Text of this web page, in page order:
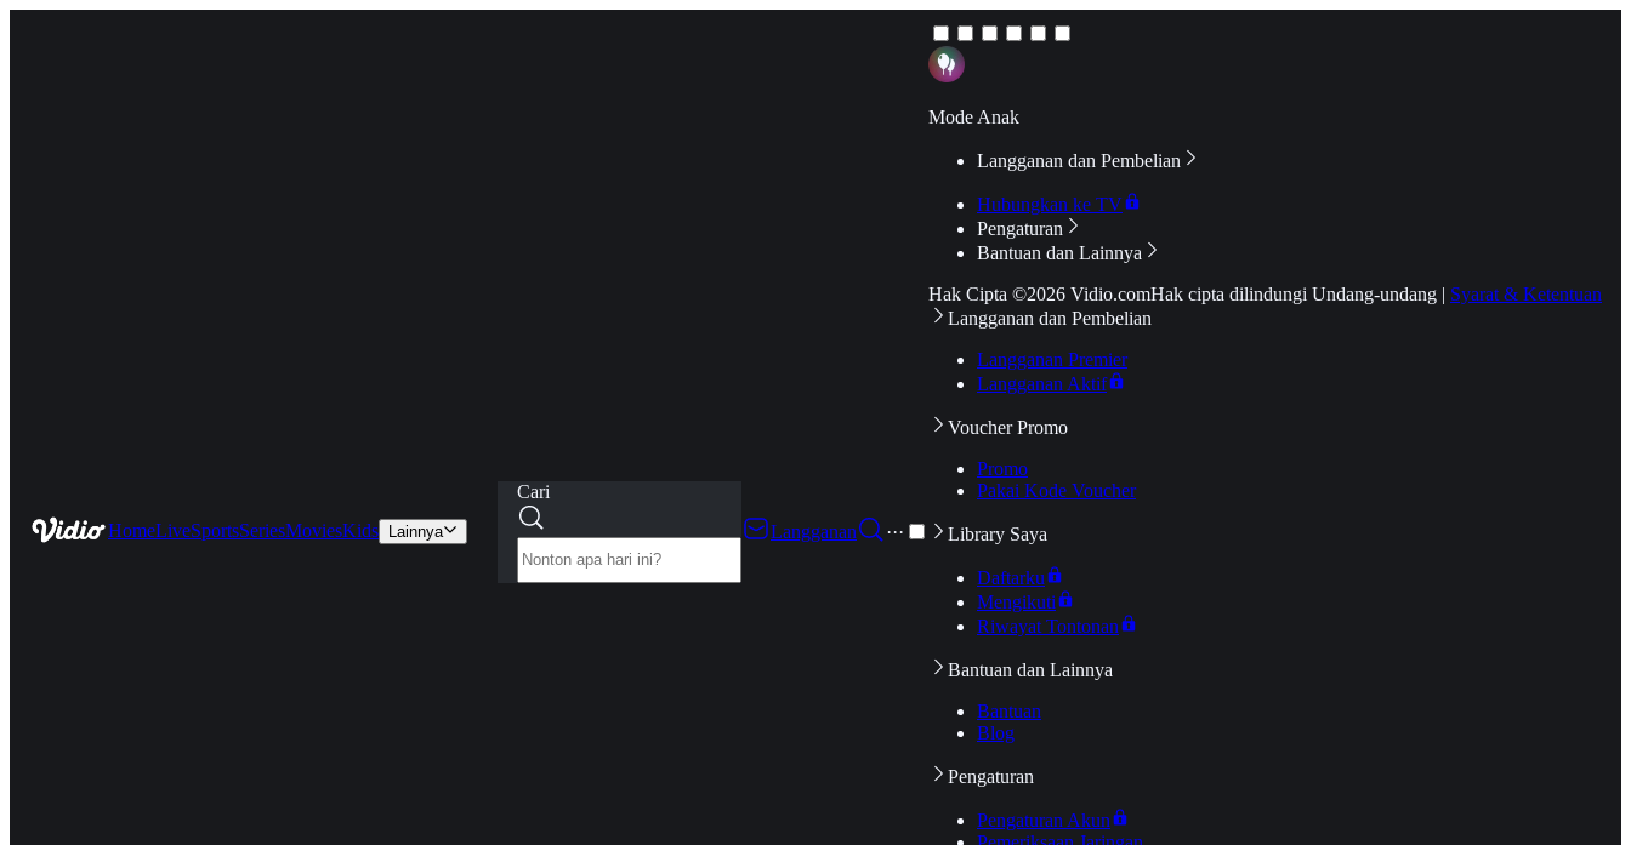
HomeLiveSportsSeriesMoviesKids Lainnya
Cari
Langganan
···
Mode Anak
Langganan dan Pembelian
Hubungkan ke TV
Pengaturan
Bantuan dan Lainnya
Hak Cipta ©2026 Vidio.comHak cipta dilindungi Undang-undang | Syarat & Ketentuan
Langganan dan Pembelian
Langganan Premier
Langganan Aktif
Voucher Promo
Promo
Pakai Kode Voucher
Library Saya
Daftarku
Mengikuti
Riwayat Tontonan
Bantuan dan Lainnya
Bantuan
Blog
Pengaturan
Pengaturan Akun